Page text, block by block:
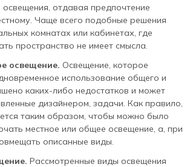
отдавая предпочтение
Чаще всего подобные решения
комнатах или кабинетах, где
пространство не имеет смысла.
освещение. Освещение, которое
использование общего и
каких-либо недостатков и может
дизайнером, задачи. Как правило,
таким образом, чтобы можно было
местное или общее освещение, а, при
описанные виды.
Рассмотренные виды освещения